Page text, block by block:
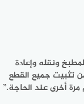
ونقله وإعادة
تثبيت جميع القطع
أخرى عند الحاجة.”